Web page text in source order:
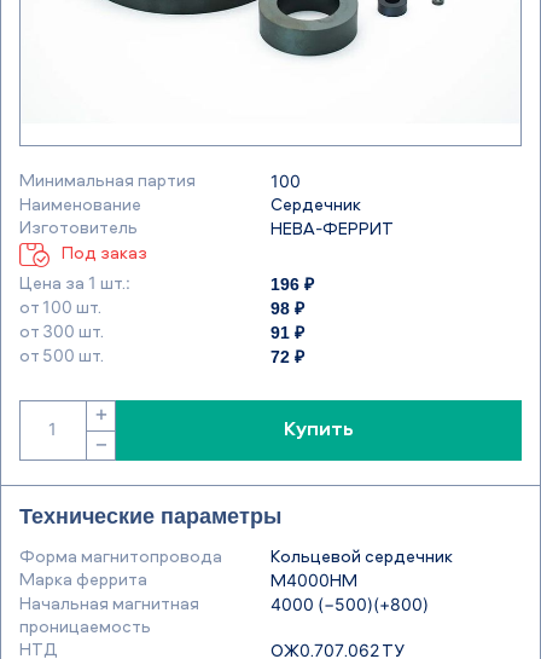
Минимальная партия
100
Наименование
Сердечник
Изготовитель
НЕВА-ФЕРРИТ
Под заказ
Цена за 1 шт.:
196 ₽
от 100 шт. 98 ₽
от 300 шт. 91 ₽
от 500 шт. 72 ₽
−
+
Купить
Технические параметры
Форма магнитопровода
Кольцевой сердечник
Марка феррита
М4000НМ
Начальная магнитная
проницаемость
4000 (−500)(+800)
НТД
ОЖ0.707.062 ТУ